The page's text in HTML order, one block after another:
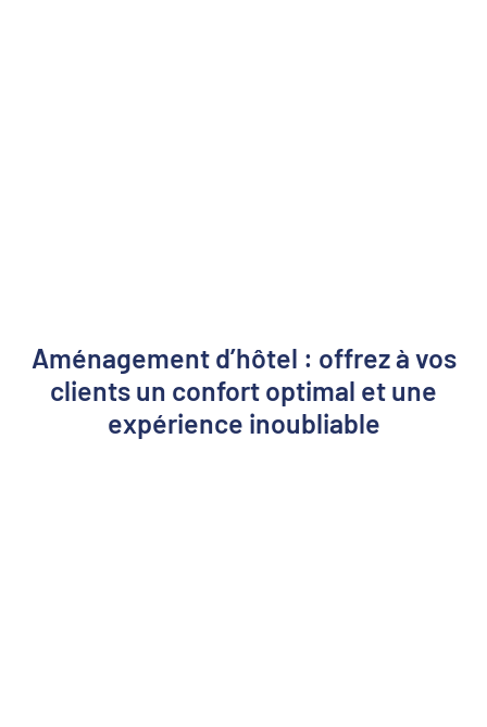
Aménagement d’hôtel : offrez à vos
clients un confort optimal et une
expérience inoubliable